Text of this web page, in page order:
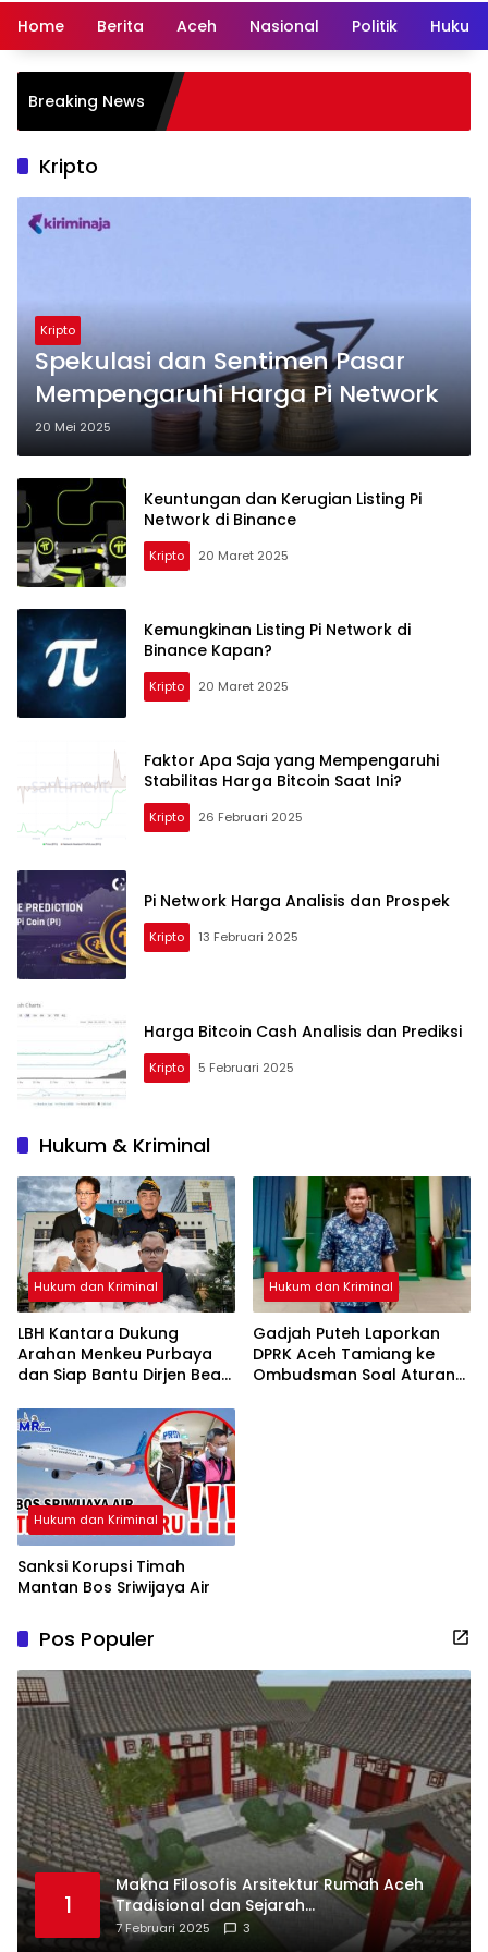
Home Berita Aceh Nasional Politik
Breaking News
Kripto
Kripto
Spekulasi dan Sentimen Pasar
Mempengaruhi Harga Pi Network
20 Mei 2025
Keuntungan dan Kerugian Listing Pi
Network di Binance
Kripto 20 Maret 2025
Kemungkinan Listing Pi Network di
Binance Kapan?
Kripto 20 Maret 2025
Faktor Apa Saja yang Mempengaruhi
Stabilitas Harga Bitcoin Saat Ini?
Kripto 26 Februari 2025
Pi Network Harga Analisis dan Prospek
Kripto 13 Februari 2025
Harga Bitcoin Cash Analisis dan Prediksi
Kripto 5 Februari 2025
Hukum & Kriminal
Hukum dan Kriminal
LBH Kantara Dukung
Arahan Menkeu Purbaya
dan Siap Bantu Dirjen Bea
Penindakan
Hukum dan Kriminal
Gadjah Puteh Laporkan
DPRK Aceh Tamiang ke
Ombudsman Soal Aturan
Hukum dan Kriminal
Sanksi Korupsi Timah
Mantan Bos Sriwijaya Air
Pos Populer
1
Makna Filosofis Arsitektur Rumah Aceh
Tradisional dan Sejarah
Perkembangannya
7 Februari 2025 3